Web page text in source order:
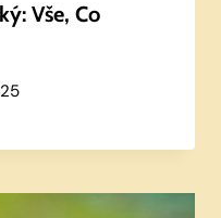
Vše, Co